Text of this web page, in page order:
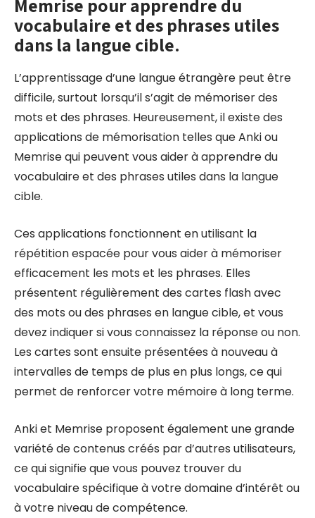
Memrise pour apprendre du
vocabulaire et des phrases utiles
dans la langue cible.
L’apprentissage d’une langue étrangère peut être
difficile, surtout lorsqu’il s’agit de mémoriser des
mots et des phrases. Heureusement, il existe des
applications de mémorisation telles que Anki ou
Memrise qui peuvent vous aider à apprendre du
vocabulaire et des phrases utiles dans la langue
cible.
Ces applications fonctionnent en utilisant la
répétition espacée pour vous aider à mémoriser
efficacement les mots et les phrases. Elles
présentent régulièrement des cartes flash avec
des mots ou des phrases en langue cible, et vous
devez indiquer si vous connaissez la réponse ou non.
Les cartes sont ensuite présentées à nouveau à
intervalles de temps de plus en plus longs, ce qui
permet de renforcer votre mémoire à long terme.
Anki et Memrise proposent également une grande
variété de contenus créés par d’autres utilisateurs,
ce qui signifie que vous pouvez trouver du
vocabulaire spécifique à votre domaine d’intérêt ou
à votre niveau de compétence.